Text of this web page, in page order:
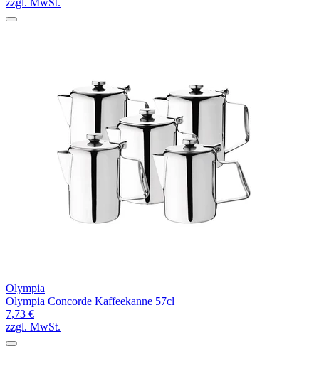
Olympia
Olympia Concorde Kaffeekanne 57cl
7,73 €
zzgl. MwSt.